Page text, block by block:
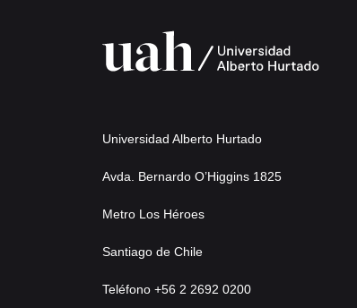
Universidad Alberto Hurtado
Avda. Bernardo O’Higgins 1825
Metro Los Héroes
Santiago de Chile
Teléfono +56 2 2692 0200